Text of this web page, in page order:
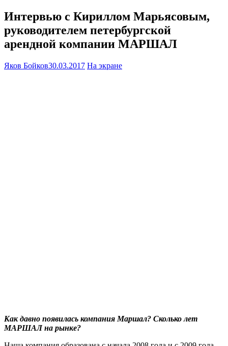
Интервью с Кириллом Марьясовым,
руководителем петербургской
арендной компании МАРШАЛ
Яков Бойков30.03.2017 На экране
Как давно появилась компания Маршал? Сколько лет
МАРШАЛ на рынке?